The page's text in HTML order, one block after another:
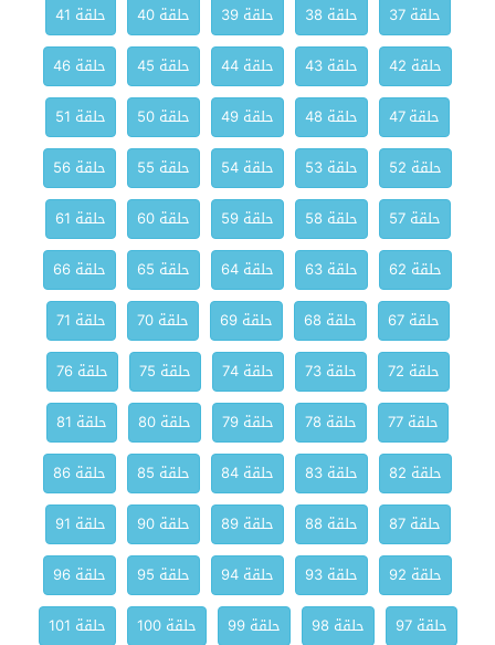
حلقة 37
حلقة 38 حلقة 39 حلقة 40
حلقة 41
حلقة 42
حلقة 43 حلقة 44 حلقة 45
حلقة 46
حلقة 47
حلقة 48 حلقة 49 حلقة 50
حلقة 51
حلقة 52
حلقة 53 حلقة 54 حلقة 55
حلقة 56
حلقة 57
حلقة 58 حلقة 59 حلقة 60
حلقة 61
حلقة 62
حلقة 63 حلقة 64 حلقة 65
حلقة 66
حلقة 67
حلقة 68 حلقة 69 حلقة 70
حلقة 71
حلقة 72
حلقة 73 حلقة 74 حلقة 75
حلقة 76
حلقة 77
حلقة 78 حلقة 79 حلقة 80
حلقة 81
حلقة 82
حلقة 83 حلقة 84 حلقة 85
حلقة 86
حلقة 87
حلقة 88 حلقة 89 حلقة 90
حلقة 91
حلقة 92
حلقة 93 حلقة 94 حلقة 95
حلقة 96
حلقة 97
حلقة 98 حلقة 99 حلقة 100
حلقة 101